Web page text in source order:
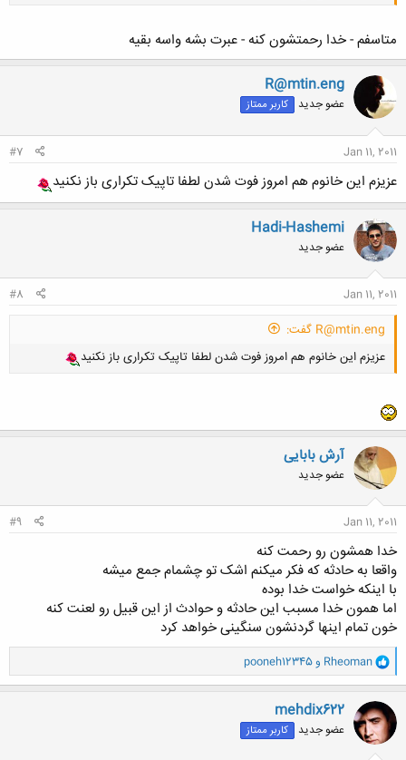
متاسفم - خدا رحمتشون کنه - عبرت بشه واسه بقیه
R@mtin.eng
عضو جدید کاربر ممتاز
Jan 11, 2011
#7
عزیزم این خانوم هم امروز فوت شدن لطفا تاپیک تکراری باز نکنید
Hadi-Hashemi
عضو جدید
Jan 11, 2011
#8
R@mtin.eng گفت:
عزیزم این خانوم هم امروز فوت شدن لطفا تاپیک تکراری باز نکنید
آرش بابایی
عضو جدید
Jan 11, 2011
#9
خدا همشون رو رحمت کنه
واقعا به حادثه که فکر میکنم اشک تو چشمام جمع میشه
با اینکه خواست خدا بوده
اما همون خدا مسبب این حادثه و حوادث از این قبیل رو لعنت کنه
خون تمام اینها گردنشون سنگینی خواهد کرد
و
ا
ک
ن
ش
ه
ا
Rheoman وpooneh12345
mehdix622
عضو جدید کاربر ممتاز